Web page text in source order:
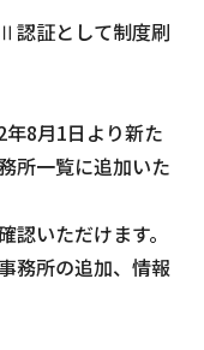
認証として制度刷
8月1日より新た
所一覧に追加いた
いただけます。
務所の追加、情報